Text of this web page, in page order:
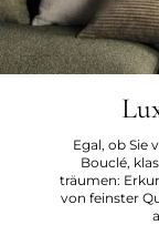
Egal, ob Sie
Bouclé,
träumen:
von feinster